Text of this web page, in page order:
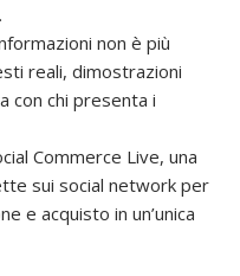
non è più
reali, dimostrazioni
con chi presenta i
Commerce Live, una
sui social network per
e acquisto in un’unica